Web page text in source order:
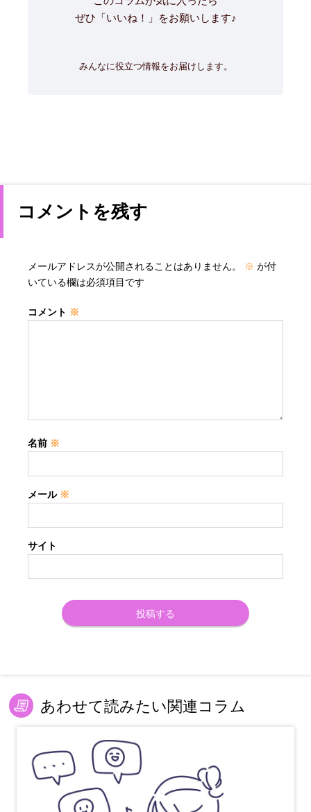
ぜひ「いいね！」をお願いします♪
みんなに役立つ情報をお届けします。
コメントを残す
メールアドレスが公開されることはありません。 ※ が付
いている欄は必須項目です
コメント ※
名前 ※
メール ※
サイト
あわせて読みたい関連コラム